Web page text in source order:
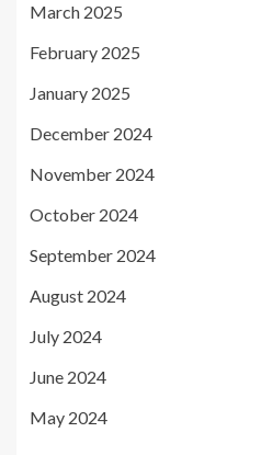
March 2025
February 2025
January 2025
December 2024
November 2024
October 2024
September 2024
August 2024
July 2024
June 2024
May 2024